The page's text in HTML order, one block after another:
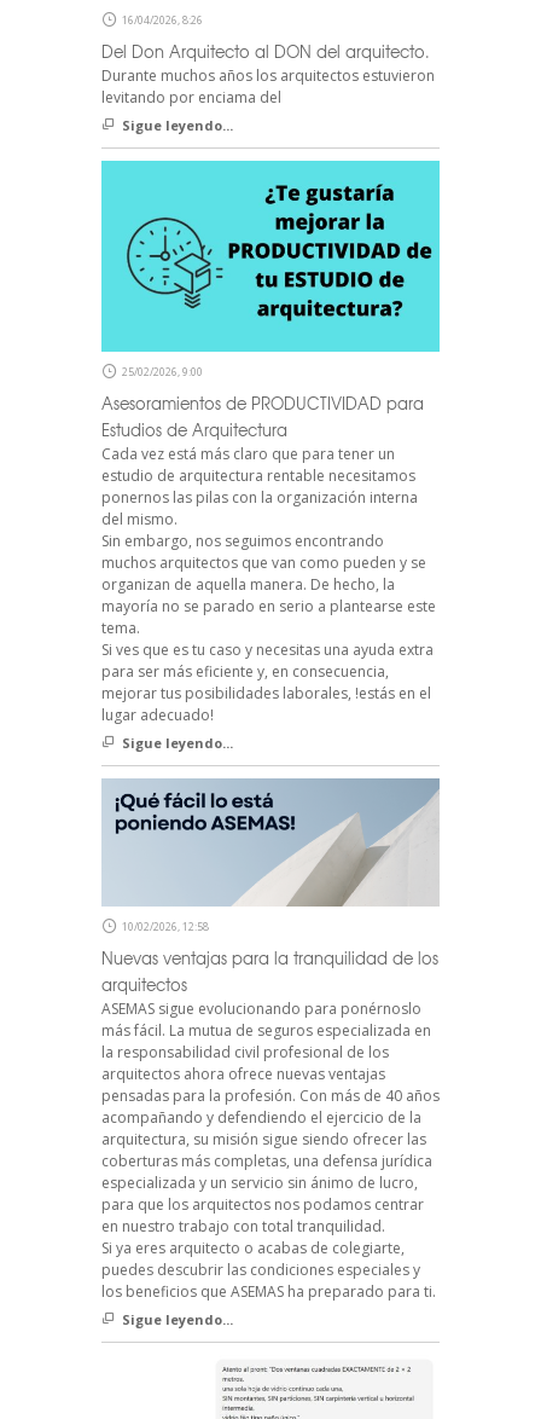
16/04/2026, 8:26
Del Don Arquitecto al DON del arquitecto.
Durante muchos años los arquitectos estuvieron
levitando por enciama del
Sigue leyendo...
25/02/2026, 9:00
Asesoramientos de PRODUCTIVIDAD para
Estudios de Arquitectura
Cada vez está más claro que para tener un
estudio de arquitectura rentable necesitamos
ponernos las pilas con la organización interna
del mismo.
Sin embargo, nos seguimos encontrando
muchos arquitectos que van como pueden y se
organizan de aquella manera. De hecho, la
mayoría no se parado en serio a plantearse este
tema.
Si ves que es tu caso y necesitas una ayuda extra
para ser más eficiente y, en consecuencia,
mejorar tus posibilidades laborales, !estás en el
lugar adecuado!
Sigue leyendo...
10/02/2026, 12:58
Nuevas ventajas para la tranquilidad de los
arquitectos
ASEMAS sigue evolucionando para ponérnoslo
más fácil. La mutua de seguros especializada en
la responsabilidad civil profesional de los
arquitectos ahora ofrece nuevas ventajas
pensadas para la profesión. Con más de 40 años
acompañando y defendiendo el ejercicio de la
arquitectura, su misión sigue siendo ofrecer las
coberturas más completas, una defensa jurídica
especializada y un servicio sin ánimo de lucro,
para que los arquitectos nos podamos centrar
en nuestro trabajo con total tranquilidad.
Si ya eres arquitecto o acabas de colegiarte,
puedes descubrir las condiciones especiales y
los beneficios que ASEMAS ha preparado para ti.
Sigue leyendo...